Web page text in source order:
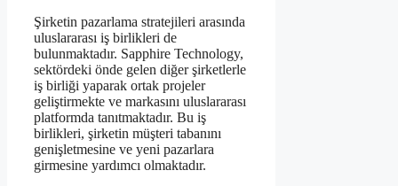
Şirketin pazarlama stratejileri arasında
uluslararası iş birlikleri de
bulunmaktadır. Sapphire Technology,
sektördeki önde gelen diğer şirketlerle
iş birliği yaparak ortak projeler
geliştirmekte ve markasını uluslararası
platformda tanıtmaktadır. Bu iş
birlikleri, şirketin müşteri tabanını
genişletmesine ve yeni pazarlara
girmesine yardımcı olmaktadır.